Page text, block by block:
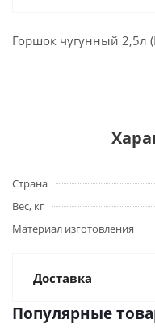
Горшок чугунный 2,5л
Страна
Вес, кг
Материал изготовления
Доставка
Популярные